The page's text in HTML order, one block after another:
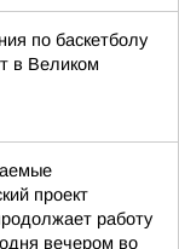
по баскетболу
в Великом
проект
работу
вечером во